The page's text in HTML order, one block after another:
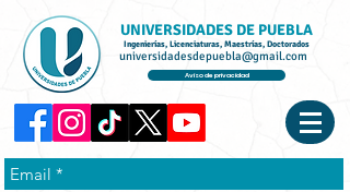
UNIVERSIDADES DE PUEBLA
Ingenierías, Licenciaturas, Maestrías, Doctorados
universidadesdepuebla@gmail.com
Aviso de privacidad